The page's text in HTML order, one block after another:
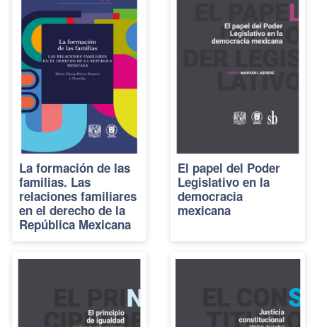
La formación de las
familias. Las
relaciones familiares
en el derecho de la
República Mexicana
El papel del Poder
Legislativo en la
democracia
mexicana